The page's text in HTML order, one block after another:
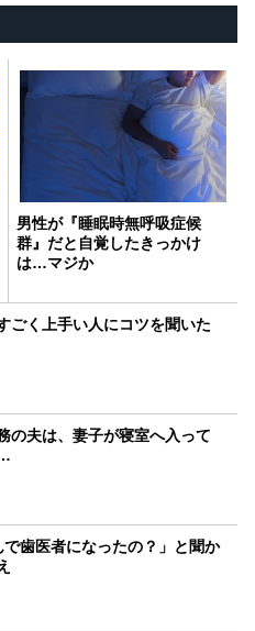
男性が『睡眠時無呼吸症候
群』だと自覚したきっかけ
は…マジか
ごく上手い人にコツを聞いた
の夫は、妻子が寝室へ入って
歯医者になったの？」と聞か